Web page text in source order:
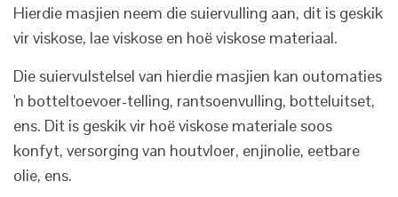
Hierdie masjien neem die suiervulling aan, dit is geskik
vir viskose, lae viskose en hoë viskose materiaal.
Die suiervulstelsel van hierdie masjien kan outomaties
'n botteltoevoer-telling, rantsoenvulling, botteluitset,
ens. Dit is geskik vir hoë viskose materiale soos
konfyt, versorging van houtvloer, enjinolie, eetbare
olie, ens.